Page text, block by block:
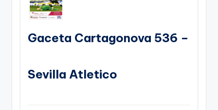
Gaceta Cartagonova 536 –
Sevilla Atletico